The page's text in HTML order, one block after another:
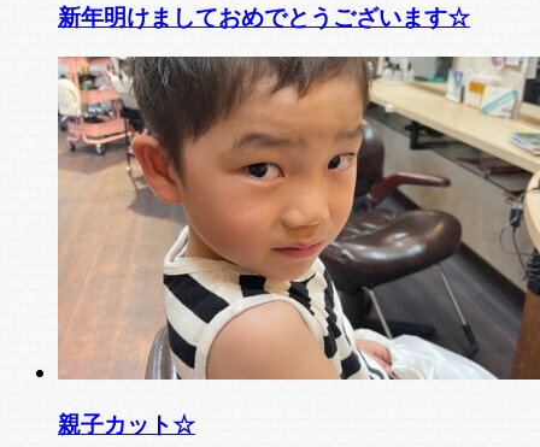
新年明けましておめでとうございます☆
親子カット☆